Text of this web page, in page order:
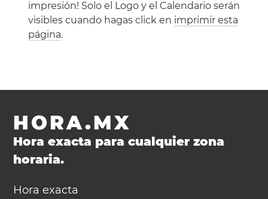
impresión! Solo el Logo y el Calendario serán
visibles cuando hagas click en imprimir esta
página.
HORA.MX
Hora exacta para cualquier zona
horaria.
Hora exacta